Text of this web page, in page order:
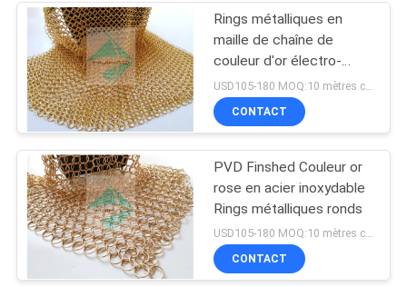
Rings métalliques en
maille de chaîne de
couleur d'or électro-
plaqué
CONTACT
PVD Finshed Couleur or
rose en acier inoxydable
Rings métalliques ronds
USD105-180 MOQ:10 mètres carrés
CONTACT